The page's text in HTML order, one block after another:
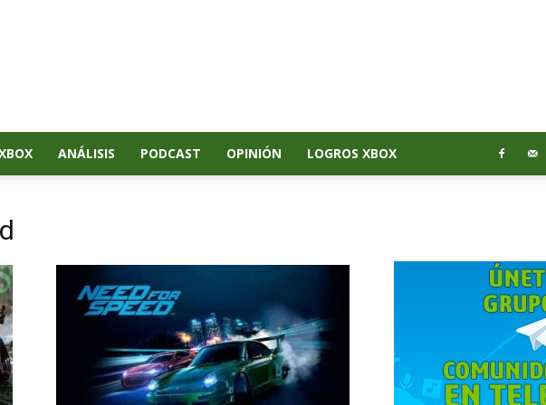
ANÁLISIS PODCAST OPINIÓN LOGROS XBOX